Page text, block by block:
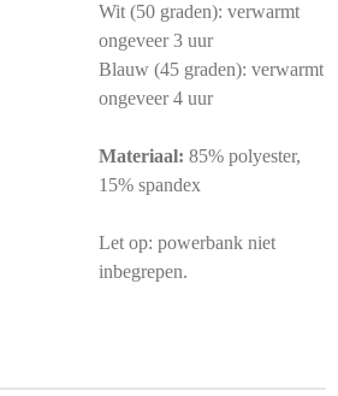
Wit (50 graden): verwarmt
ongeveer 3 uur
Blauw (45 graden): verwarmt
ongeveer 4 uur
Materiaal: 85% polyester,
15% spandex
Let op: powerbank niet
inbegrepen.